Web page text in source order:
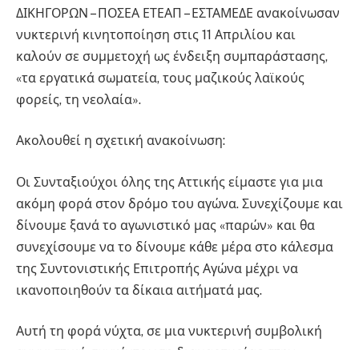
ΔΙΚΗΓΟΡΩΝ – ΠΟΣΕΑ ΕΤΕΑΠ – ΕΣΤΑΜΕΔΕ ανακοίνωσαν
νυκτερινή κινητοποίηση στις 11 Απριλίου και
καλούν σε συμμετοχή ως ένδειξη συμπαράστασης,
«τα εργατικά σωματεία, τους μαζικούς λαϊκούς
φορείς, τη νεολαία».
Ακολουθεί η σχετική ανακοίνωση:
Οι Συνταξιούχοι όλης της Αττικής είμαστε για μια
ακόμη φορά στον δρόμο του αγώνα. Συνεχίζουμε και
δίνουμε ξανά το αγωνιστικό μας «παρών» και θα
συνεχίσουμε να το δίνουμε κάθε μέρα στο κάλεσμα
της Συντονιστικής Επιτροπής Αγώνα μέχρι να
ικανοποιηθούν τα δίκαια αιτήματά μας.
Αυτή τη φορά νύχτα, σε μια νυκτερινή συμβολική